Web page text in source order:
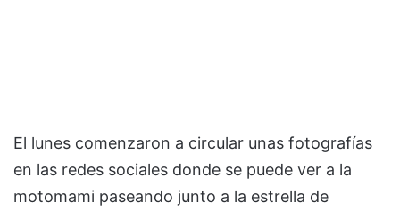
El lunes comenzaron a circular unas fotografías
en las redes sociales donde se puede ver a la
motomami paseando junto a la estrella de